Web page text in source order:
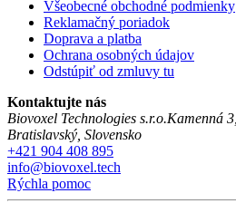
Všeobecné obchodné podmienky
Reklamačný poriadok
Doprava a platba
Ochrana osobných údajov
Odstúpiť od zmluvy tu
Kontaktujte nás
Biovoxel Technologies s.r.o.Kamenná 3
Bratislavský Slovensko
+421 904 408 895
info@biovoxel.tech
Rýchla pomoc